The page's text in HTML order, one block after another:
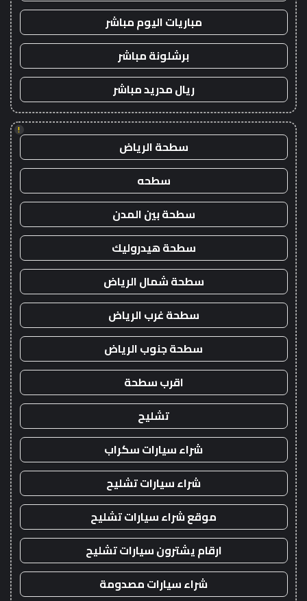
مباريات اليوم مباشر
برشلونة مباشر
ريال مدريد مباشر
!
سطحة الرياض
سطحه
سطحة بين المدن
سطحة هيدروليك
سطحة شمال الرياض
سطحة غرب الرياض
سطحة جنوب الرياض
اقرب سطحة
تشليح
شراء سيارات سكراب
شراء سيارات تشليح
موقع شراء سيارات تشليح
ارقام يشترون سيارات تشليح
شراء سيارات مصدومة